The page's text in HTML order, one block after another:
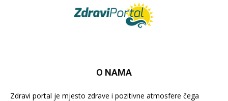
O NAMA
Zdravi portal je mjesto zdrave i pozitivne atmosfere čega